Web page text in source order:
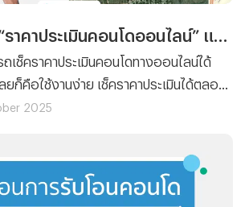
เช็คราคาประเมินคอนโดทางออนไลน์ได้
ก็คือใช้งานง่าย เช็คราคาประเมินได้ตลอด
องเสียเวลาและค่าเดินทางไปยังกรมที่ดิน
2025